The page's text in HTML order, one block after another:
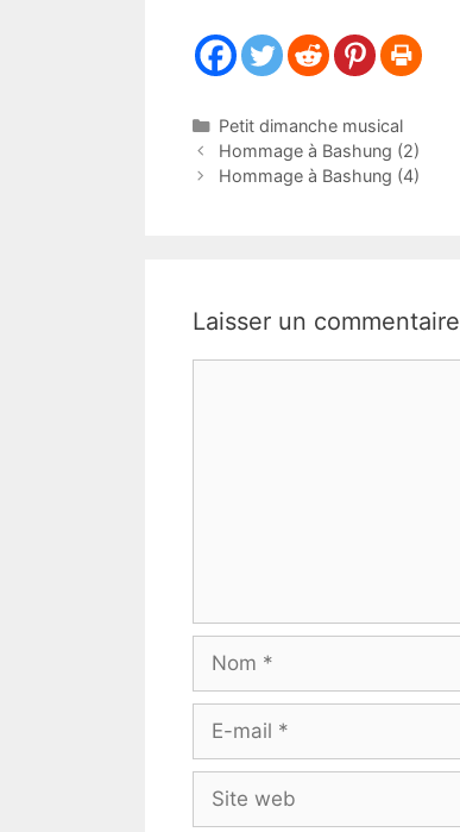
Catégories
Petit dimanche musical
Hommage à Bashung (2)
Hommage à Bashung (4)
Laisser un commentaire
Nom
Site
web